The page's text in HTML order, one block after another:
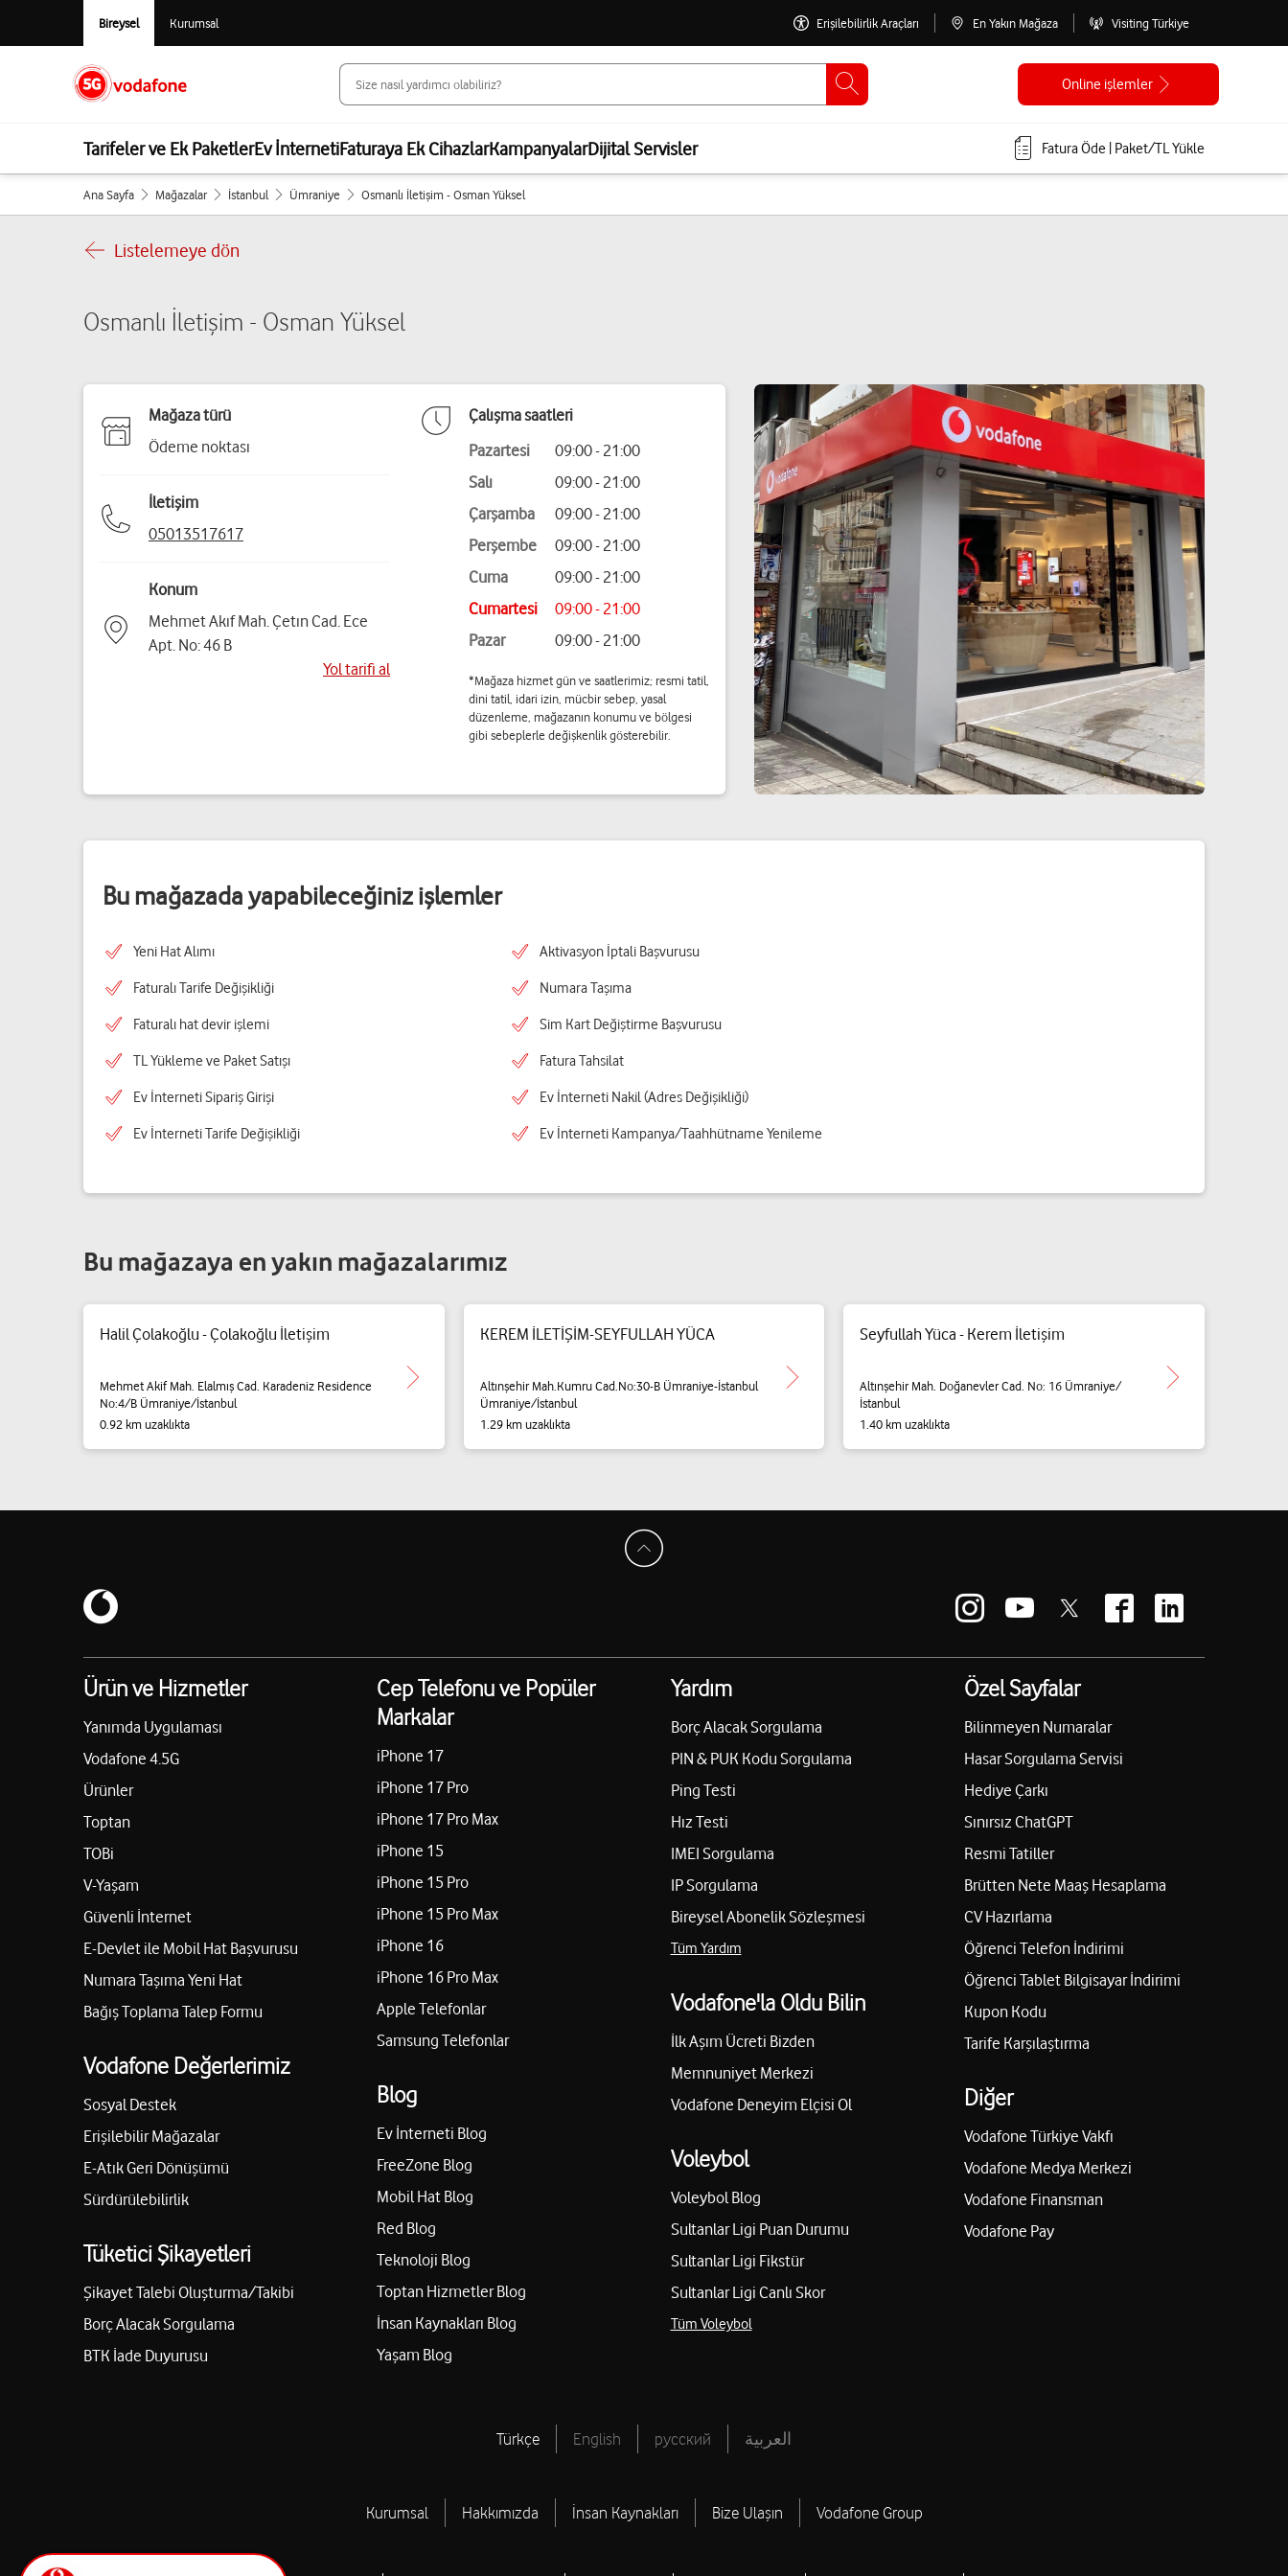
Bireysel Kurumsal Erişilebilirlik Araçları En Yakın Mağaza Visiting Türkiye
Online işlemler
Tarifeler ve Ek PaketlerEv İnternetiFaturaya Ek CihazlarKampanyalarDijital Servisler Fatura Öde | Paket/TL Yükle
Ana Sayfa Mağazalar İstanbul Ümraniye Osmanlı İletişim - Osman Yüksel
Listelemeye dön
Osmanlı İletişim - Osman Yüksel
Mağaza türü
Ödeme noktası
İletişim
05013517617
Konum
Mehmet Akıf Mah. Çetın Cad. Ece
Apt. No: 46 B
Yol tarifi al
Çalışma saatleri
Pazartesi
09:00 - 21:00
Salı
09:00 - 21:00
Çarşamba
09:00 - 21:00
Perşembe
09:00 - 21:00
Cuma
09:00 - 21:00
Cumartesi
09:00 - 21:00
Pazar
09:00 - 21:00
*Mağaza hizmet gün ve saatlerimiz; resmi tatil,
dini tatil, idari izin, mücbir sebep, yasal
düzenleme, mağazanın konumu ve bölgesi
gibi sebeplerle değişkenlik gösterebilir.
Bu mağazada yapabileceğiniz işlemler
Yeni Hat Alımı Aktivasyon İptali Başvurusu
Faturalı Tarife Değişikliği Numara Taşıma
Faturalı hat devir işlemi Sim Kart Değiştirme Başvurusu
TL Yükleme ve Paket Satışı Fatura Tahsilat
Ev İnterneti Sipariş Girişi Ev İnterneti Nakil (Adres Değişikliği)
Ev İnterneti Tarife Değişikliği Ev İnterneti Kampanya/Taahhütname Yenileme
Bu mağazaya en yakın mağazalarımız
Halil Çolakoğlu - Çolakoğlu İletişim
Mehmet Akif Mah. Elalmış Cad. Karadeniz Residence
No:4/B Ümraniye/İstanbul
0.92 km uzaklıkta
KEREM İLETİŞİM-SEYFULLAH YÜCA
Altınşehir Mah.Kumru Cad.No:30-B Ümraniye-İstanbul
Ümraniye/İstanbul
1.29 km uzaklıkta
Seyfullah Yüca - Kerem İletişim
Altınşehir Mah. Doğanevler Cad. No: 16 Ümraniye/
İstanbul
1.40 km uzaklıkta
Ürün ve Hizmetler
Yanımda Uygulaması
Vodafone 4.5G
Ürünler
Toptan
TOBi
V-Yaşam
Güvenli İnternet
E-Devlet ile Mobil Hat Başvurusu
Numara Taşıma Yeni Hat
Bağış Toplama Talep Formu
Vodafone Değerlerimiz
Sosyal Destek
Erişilebilir Mağazalar
E-Atık Geri Dönüşümü
Sürdürülebilirlik
Tüketici Şikayetleri
Şikayet Talebi Oluşturma/Takibi
Borç Alacak Sorgulama
BTK İade Duyurusu
Cep Telefonu ve Popüler
Markalar
iPhone 17
iPhone 17 Pro
iPhone 17 Pro Max
iPhone 15
iPhone 15 Pro
iPhone 15 Pro Max
iPhone 16
iPhone 16 Pro Max
Apple Telefonlar
Samsung Telefonlar
Blog
Ev İnterneti Blog
FreeZone Blog
Mobil Hat Blog
Red Blog
Teknoloji Blog
Toptan Hizmetler Blog
İnsan Kaynakları Blog
Yaşam Blog
Yardım
Borç Alacak Sorgulama
PIN & PUK Kodu Sorgulama
Ping Testi
Hız Testi
IMEI Sorgulama
IP Sorgulama
Bireysel Abonelik Sözleşmesi
Tüm Yardım
Vodafone'la Oldu Bilin
İlk Aşım Ücreti Bizden
Memnuniyet Merkezi
Vodafone Deneyim Elçisi Ol
Voleybol
Voleybol Blog
Sultanlar Ligi Puan Durumu
Sultanlar Ligi Fikstür
Sultanlar Ligi Canlı Skor
Tüm Voleybol
Özel Sayfalar
Bilinmeyen Numaralar
Hasar Sorgulama Servisi
Hediye Çarkı
Sınırsız ChatGPT
Resmi Tatiller
Brütten Nete Maaş Hesaplama
CV Hazırlama
Öğrenci Telefon İndirimi
Öğrenci Tablet Bilgisayar İndirimi
Kupon Kodu
Tarife Karşılaştırma
Diğer
Vodafone Türkiye Vakfı
Vodafone Medya Merkezi
Vodafone Finansman
Vodafone Pay
Türkçe English русский العربية
Kurumsal Hakkımızda İnsan Kaynakları Bize Ulaşın Vodafone Group